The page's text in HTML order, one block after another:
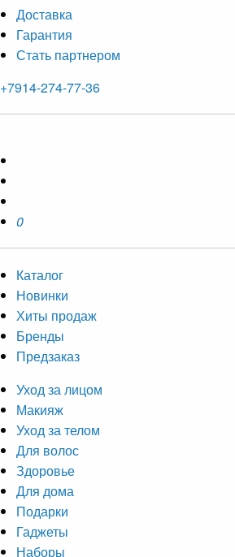
Доставка
Гарантия
Стать партнером
+7914-274-77-36
0
Каталог
Новинки
Хиты продаж
Бренды
Предзаказ
Уход за лицом
Макияж
Уход за телом
Для волос
Здоровье
Для дома
Подарки
Гаджеты
Наборы